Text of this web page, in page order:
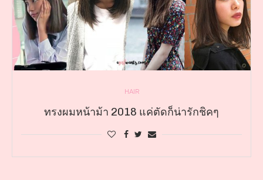
HAIR
ทรงผมหน้าม้า 2018 แค่ตัดก็น่ารักชิคๆ